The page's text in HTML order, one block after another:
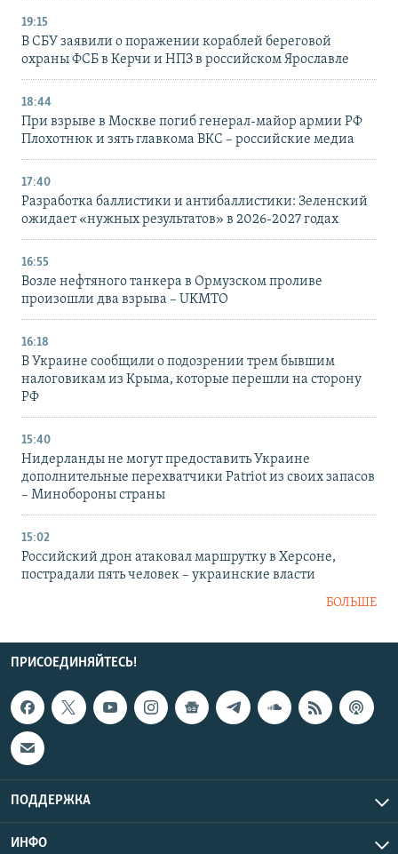
19:15
В СБУ заявили о поражении кораблей береговой
охраны ФСБ в Керчи и НПЗ в российском Ярославле
18:44
При взрыве в Москве погиб генерал-майор армии РФ
Плохотнюк и зять главкома ВКС – российские медиа
17:40
Разработка баллистики и антибаллистики: Зеленский
ожидает «нужных результатов» в 2026-2027 годах
16:55
Возле нефтяного танкера в Ормузском проливе
произошли два взрыва – UKMTO
16:18
В Украине сообщили о подозрении трем бывшим
налоговикам из Крыма, которые перешли на сторону
РФ
15:40
Нидерланды не могут предоставить Украине
дополнительные перехватчики Patriot из своих запасов
– Минобороны страны
15:02
Российский дрон атаковал маршрутку в Херсоне,
пострадали пять человек – украинские власти
БОЛЬШЕ
ПРИСОЕДИНЯЙТЕСЬ!
ПОДДЕРЖКА
ИНФО